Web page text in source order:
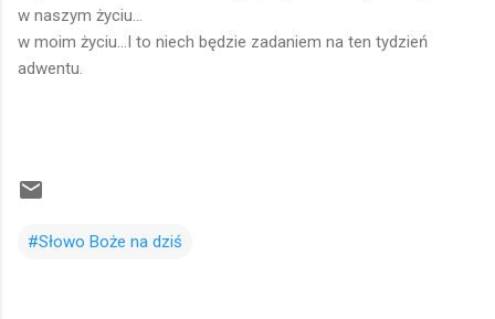
w naszym życiu...
w moim życiu...I to niech będzie zadaniem na ten tydzień
adwentu.
#Słowo Boże na dziś